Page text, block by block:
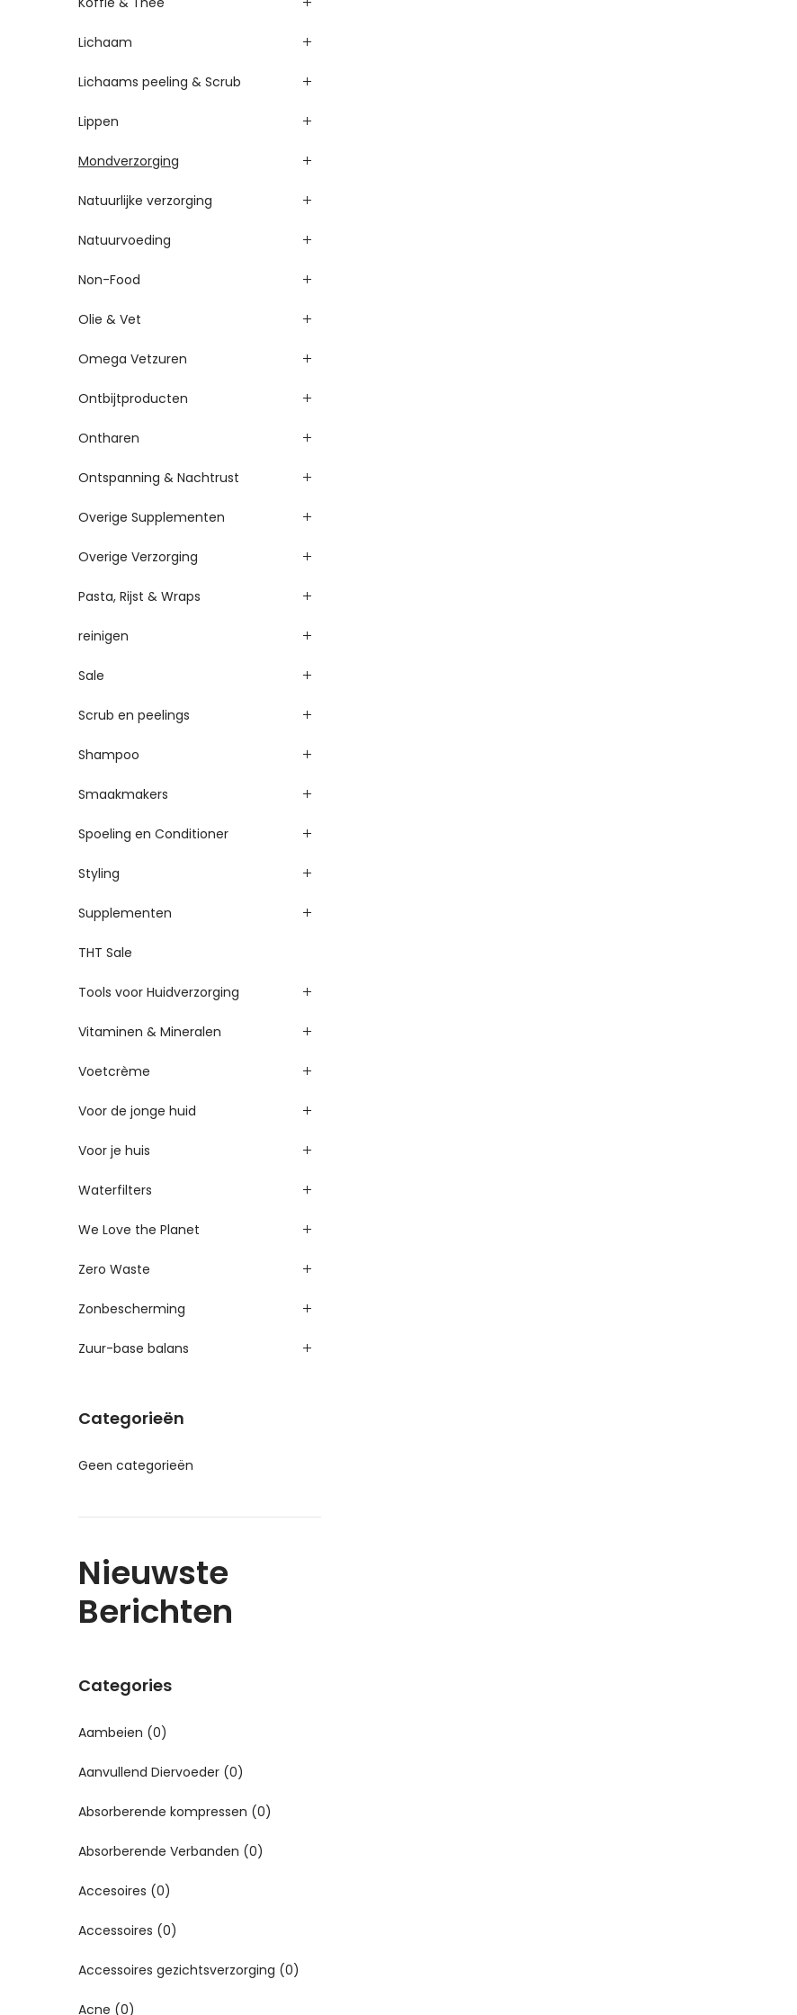
Lichaam
Lichaams peeling & Scrub
Lippen
Mondverzorging
Natuurlijke verzorging
Natuurvoeding
Non-Food
Olie & Vet
Omega Vetzuren
Ontbijtproducten
Ontharen
Ontspanning & Nachtrust
Overige Supplementen
Overige Verzorging
Pasta, Rijst & Wraps
reinigen
Sale
Scrub en peelings
Shampoo
Smaakmakers
Spoeling en Conditioner
Styling
Supplementen
THT Sale
Tools voor Huidverzorging
Vitaminen & Mineralen
Voetcrème
Voor de jonge huid
Voor je huis
Waterfilters
We Love the Planet
Zero Waste
Zonbescherming
Zuur-base balans
Categorieën
Geen categorieën
Nieuwste
Berichten
Categories
Aambeien (0)
Aanvullend Diervoeder (0)
Absorberende kompressen (0)
Absorberende Verbanden (0)
Accesoires (0)
Accessoires (0)
Accessoires gezichtsverzorging (0)
Acne (0)